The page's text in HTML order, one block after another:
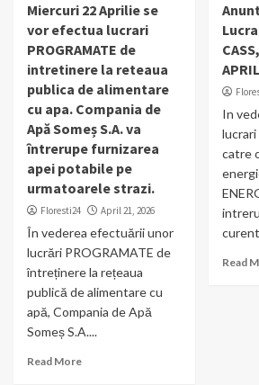
Miercuri 22 Aprilie se
vor efectua lucrari
PROGRAMATE de
intretinere la reteaua
publica de alimentare
cu apa. Compania de
Apă Someș S.A. va
întrerupe furnizarea
apei potabile pe
urmatoarele strazi.
Floresti24 April 21, 2026
În vederea efectuării unor
lucrări PROGRAMATE de
întreținere la rețeaua
publică de alimentare cu
apă, Compania de Apă
Someș S.A....
Read More
In
lucrari
catre
Read